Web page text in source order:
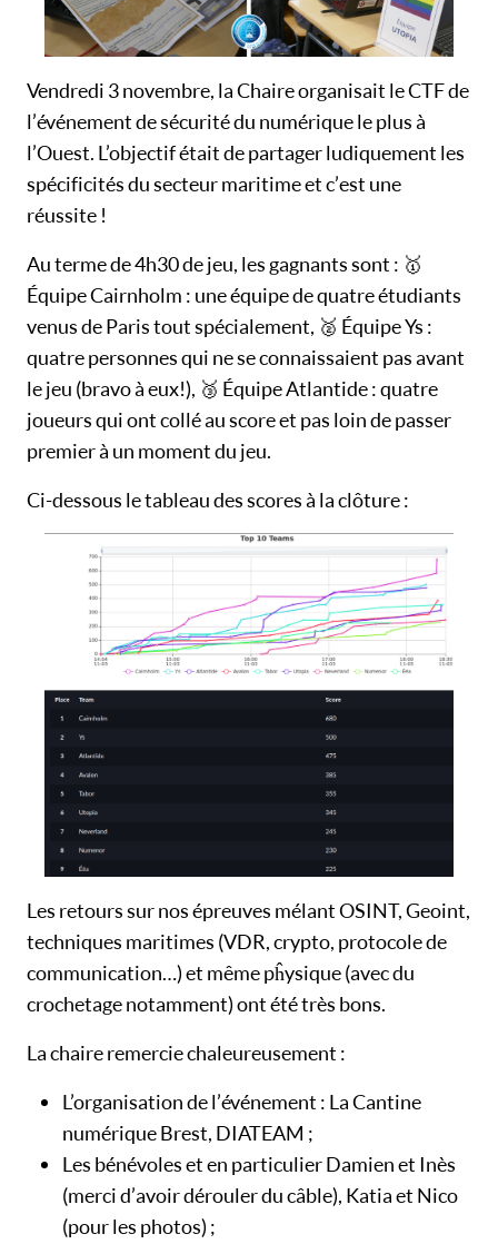
Vendredi 3 novembre, la Chaire organisait le CTF de
l’événement de sécurité du numérique le plus à
l’Ouest. L’objectif était de partager ludiquement les
spécificités du secteur maritime et c’est une
réussite !
Au terme de 4h30 de jeu, les gagnants sont : 🥇
Équipe Cairnholm : une équipe de quatre étudiants
venus de Paris tout spécialement, 🥈 Équipe Ys :
quatre personnes qui ne se connaissaient pas avant
le jeu (bravo à eux!), 🥉 Équipe Atlantide : quatre
joueurs qui ont collé au score et pas loin de passer
premier à un moment du jeu.
Ci-dessous le tableau des scores à la clôture :
Les retours sur nos épreuves mélant OSINT, Geoint,
techniques maritimes (VDR, crypto, protocole de
communication…) et même pĥysique (avec du
crochetage notamment) ont été très bons.
La chaire remercie chaleureusement :
L’organisation de l’événement : La Cantine
numérique Brest, DIATEAM ;
Les bénévoles et en particulier Damien et Inès
(merci d’avoir dérouler du câble), Katia et Nico
(pour les photos) ;